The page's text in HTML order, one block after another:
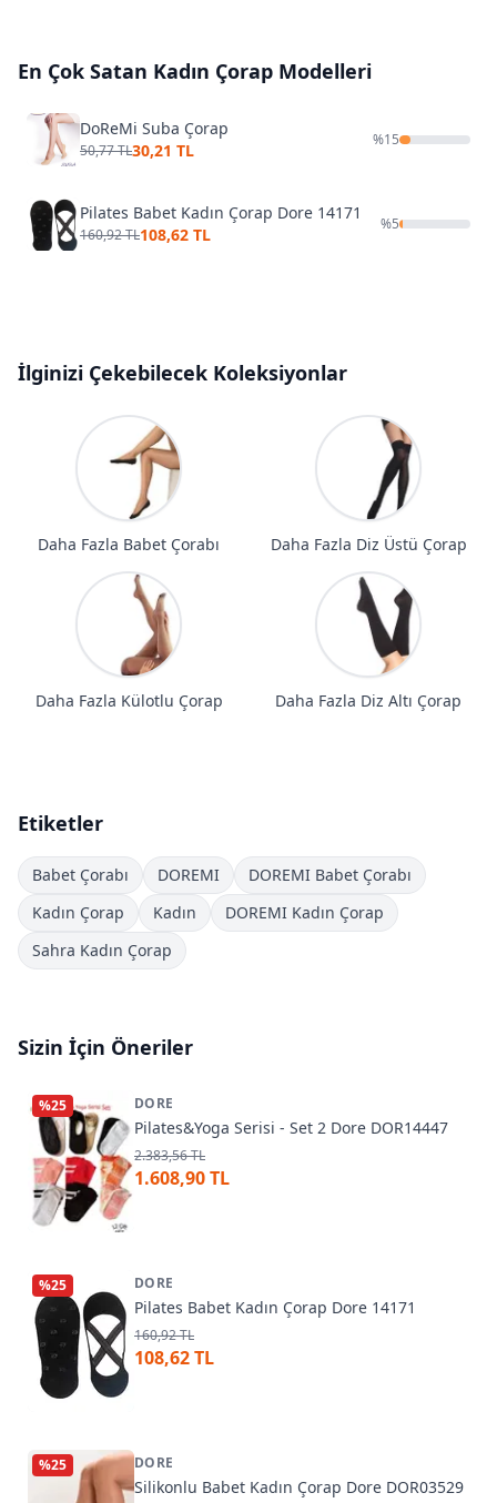
En Çok Satan Kadın Çorap Modelleri
DoReMi Suba Çorap
50,77 TL30,21 TL
%15
Pilates Babet Kadın Çorap Dore 14171
160,92 TL108,62 TL
%5
İlginizi Çekebilecek Koleksiyonlar
Daha Fazla Babet Çorabı Daha Fazla Diz Üstü Çorap
Daha Fazla Külotlu Çorap Daha Fazla Diz Altı Çorap
Etiketler
Babet Çorabı DOREMI
DOREMI Babet Çorabı
Kadın Çorap
Kadın
DOREMI Kadın Çorap
Sahra Kadın Çorap
Sizin İçin Öneriler
%25 DORE
Pilates&Yoga Serisi - Set 2 Dore DOR14447
2.383,56 TL
1.608,90 TL
%25 DORE
Pilates Babet Kadın Çorap Dore 14171
160,92 TL
108,62 TL
%25 DORE
Silikonlu Babet Kadın Çorap Dore DOR03529